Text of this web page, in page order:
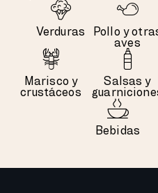
Verduras
Pollo y
aves
Marisco y
crustáceos
Salsas y
Bebidas